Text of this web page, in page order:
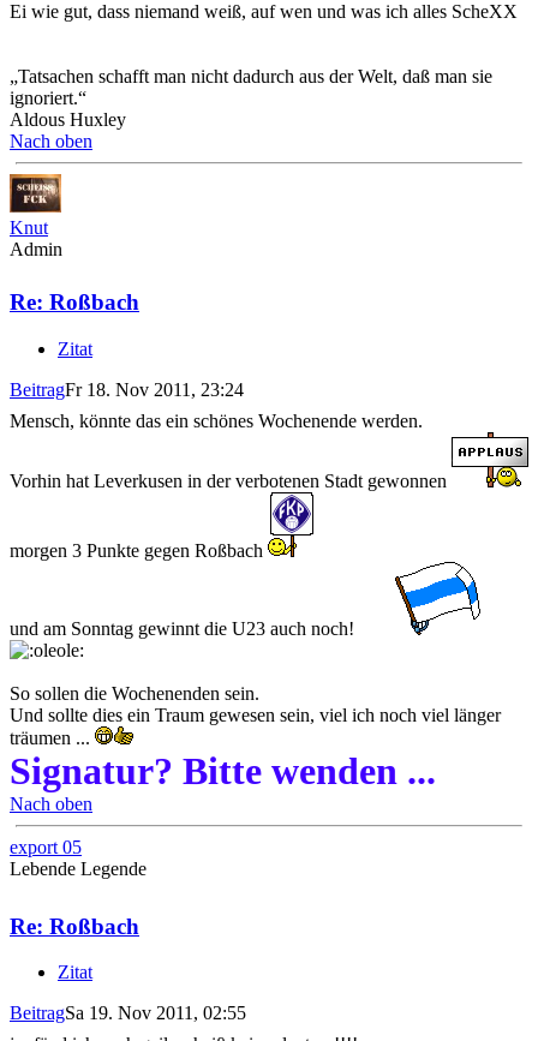
Ei wie gut, dass niemand weiß, auf wen und was ich alles ScheXX
„Tatsachen schafft man nicht dadurch aus der Welt, daß man sie
ignoriert.“
Aldous Huxley
Nach oben
Knut
Admin
Re: Roßbach
Zitat
BeitragFr 18. Nov 2011, 23:24
Mensch, könnte das ein schönes Wochenende werden.
Vorhin hat Leverkusen in der verbotenen Stadt gewonnen
morgen 3 Punkte gegen Roßbach
und am Sonntag gewinnt die U23 auch noch!
So sollen die Wochenenden sein.
Und sollte dies ein Traum gewesen sein, viel ich noch viel länger
träumen ...
Signatur? Bitte wenden ...
Nach oben
export 05
Lebende Legende
Re: Roßbach
Zitat
BeitragSa 19. Nov 2011, 02:55